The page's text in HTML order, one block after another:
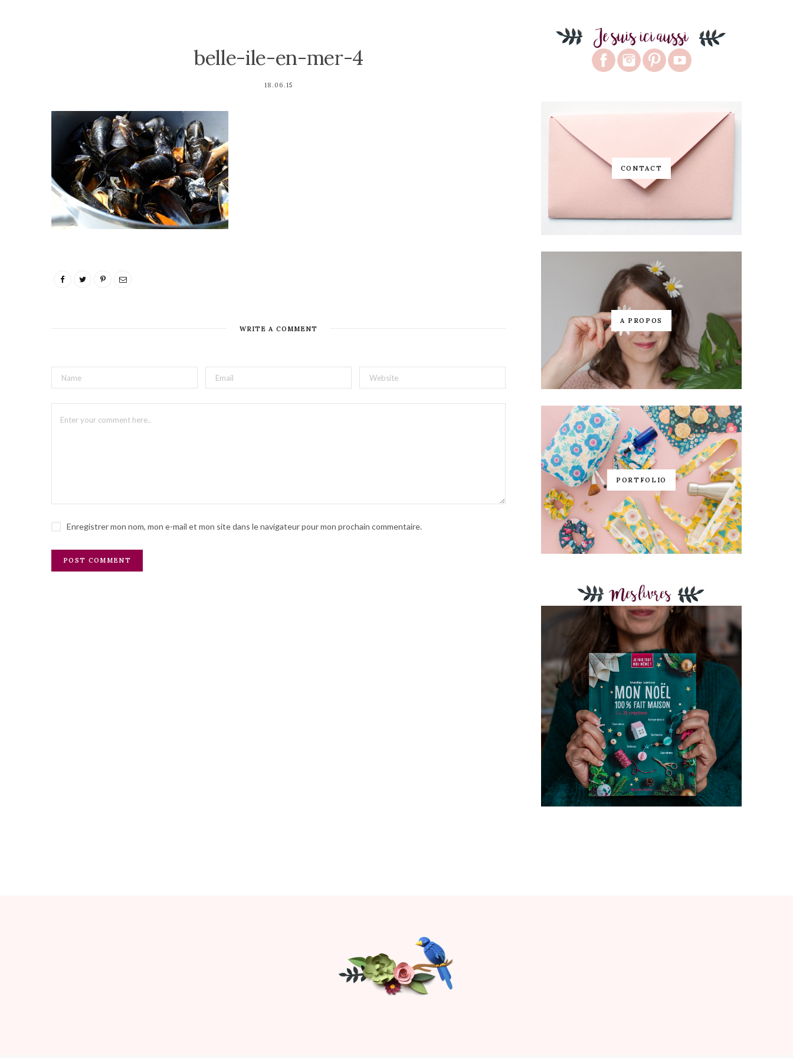
belle-ile-en-mer-4
18.06.15
WRITE A COMMENT
Enregistrer mon nom, mon e-mail et mon site dans le navigateur pour mon prochain commentaire.
CONTACT
A PROPOS
PORTFOLIO